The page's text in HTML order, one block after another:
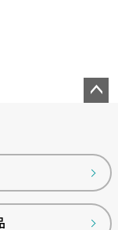
ップ
へ